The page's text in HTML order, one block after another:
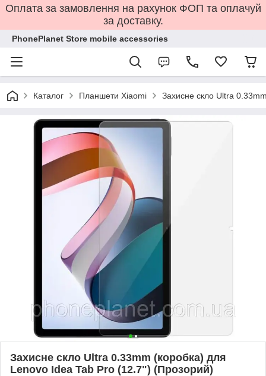
Оплата за замовлення на рахунок ФОП та оплачуй
за доставку.
PhonePlanet Store mobile accessories
Каталог Планшети Xiaomi Захисне скло Ultra
Захисне скло Ultra 0.33mm (коробка) для
Lenovo Idea Tab Pro (12.7") (Прозорий)